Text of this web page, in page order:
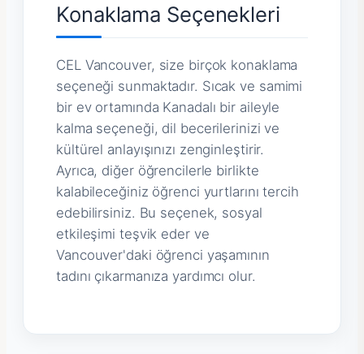
Konaklama Seçenekleri
CEL Vancouver, size birçok konaklama
seçeneği sunmaktadır. Sıcak ve samimi
bir ev ortamında Kanadalı bir aileyle
kalma seçeneği, dil becerilerinizi ve
kültürel anlayışınızı zenginleştirir.
Ayrıca, diğer öğrencilerle birlikte
kalabileceğiniz öğrenci yurtlarını tercih
edebilirsiniz. Bu seçenek, sosyal
etkileşimi teşvik eder ve
Vancouver'daki öğrenci yaşamının
tadını çıkarmanıza yardımcı olur.